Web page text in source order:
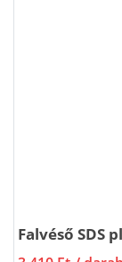
Falvéső SDS